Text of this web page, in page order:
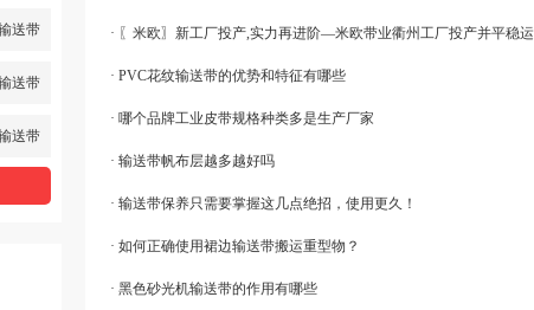
送带
送带
送带
· 〖米欧〗新工厂投产,实力再进阶—米欧带业衢州工厂投产并平稳运
· PVC花纹输送带的优势和特征有哪些
· 哪个品牌工业皮带规格种类多是生产厂家
· 输送带帆布层越多越好吗
· 输送带保养只需要掌握这几点绝招，使用更久！
· 如何正确使用裙边输送带搬运重型物？
· 黑色砂光机输送带的作用有哪些